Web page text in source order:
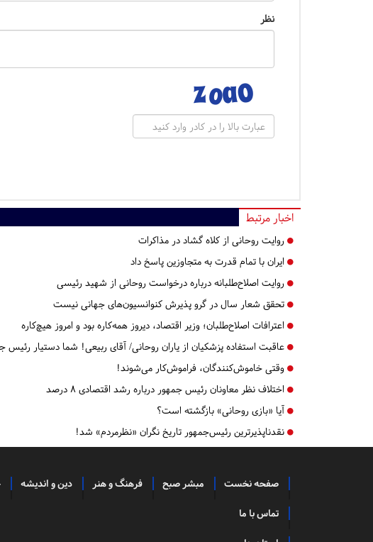
نظر
اخبار مرتبط
روایت روحانی از کلاه گشاد در مذاکرات
ایران با تمام قدرت به متجاوزین پاسخ داد
روایت اصلاح‌طلبانه درباره درخواست روحانی از شهید رئیسی
تحقق شعار سال در گرو پذیرش کنوانسیون‌های جهانی نیست
اعترافات اصلاح‌طلبان؛ وزیر اقتصاد، دیروز همه‌کاره بود و امروز هیچ‌کاره
عاقبت استفاده پزشکیان از یاران روحانی/ آقای ربیعی! شما دستیار رئیس
وقتی خاموش‌کنندگان، فراموش‌کار می‌شوند!
اختلاف نظر معاونان رئیس جمهور درباره رشد اقتصادی ۸ درصد
آیا «بازی روحانی» بازگشته است؟
نقدناپذیرترین رئیس‌جمهور تاریخ نگران «نظرمردم» شد!
صفحه نخست مبشر صبح فرهنگ و هنر دین و اندیشه
تماس با ما